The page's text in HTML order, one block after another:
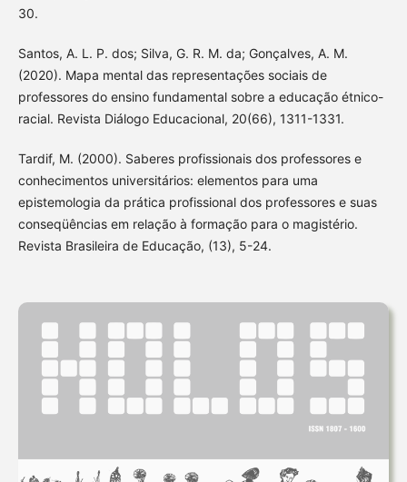
30.
Santos, A. L. P. dos; Silva, G. R. M. da; Gonçalves, A. M.
(2020). Mapa mental das representações sociais de
professores do ensino fundamental sobre a educação étnico-
racial. Revista Diálogo Educacional, 20(66), 1311-1331.
Tardif, M. (2000). Saberes profissionais dos professores e
conhecimentos universitários: elementos para uma
epistemologia da prática profissional dos professores e suas
conseqüências em relação à formação para o magistério.
Revista Brasileira de Educação, (13), 5-24.